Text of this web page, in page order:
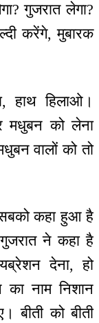
गुजरात लेगा?
करेंगे, मुबारक
हाथ हिलाओ।
मधुबन को लेना
वालों को तो
कहा हुआ है
ने कहा है
देना, हो
का नाम निशान
बीती को बीती